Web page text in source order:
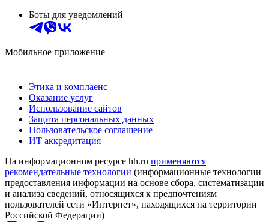
Боты для уведомлений
Мобильное приложение
Этика и комплаенс
Оказание услуг
Использование сайтов
Защита персональных данных
Пользовательское соглашение
ИТ аккредитация
На информационном ресурсе hh.ru применяются
рекомендательные технологии (информационные технологии
предоставления информации на основе сбора, систематизации
и анализа сведений, относящихся к предпочтениям
пользователей сети «Интернет», находящихся на территории
Российской Федерации)